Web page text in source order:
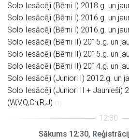
Solo Iesācēji (Bērni I) 2018.g. un
Solo Iesācēji (Bērni I) 2016.g. un
Solo Iesācēji (Bērni I) 2016.g. un
Solo Iesācēji (Bērni II) 2015.g. un
Solo Iesācēji (Bērni II) 2015.g. un
Solo Iesācēji (Bērni II) 2014.g. un
Solo Iesācēji (Juniori I) 2012.g. un
Solo Iesācēji (Juniori II + Jaunieši)
(W,V,Q,Ch,R,J) (1)
Sākums 12:30,